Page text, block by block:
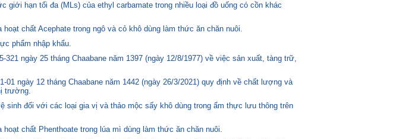
hạn tối đa (MLs) của ethyl carbamate trong nhiều loại đồ uống có cồn khác
chất Acephate trong ngô và cỏ khô dùng làm thức ăn chăn nuôi.
phẩm nhập khẩu.
ngày 25 tháng Chaabane năm 1397 (ngày 12/8/1977) về việc sản xuất, tàng trữ,
ngày 12 tháng Chaabane năm 1442 (ngày 26/3/2021) quy định về chất lượng và
trường.
đối với các loại gia vị và thảo mộc sấy khô dùng trong ẩm thực lưu thông trên
chất Phenthoate trong lúa mì dùng làm thức ăn chăn nuôi.